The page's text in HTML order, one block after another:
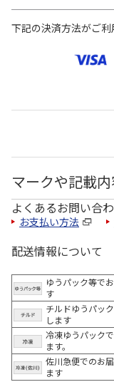
下記の決済方法がご利
マークや記載
よくあるお問い合
お支払い方法
配送情報について
ゆうパック等で
す
チルドゆうパッ
します
冷凍ゆうパック
ます。
佐川急便でのお
ます